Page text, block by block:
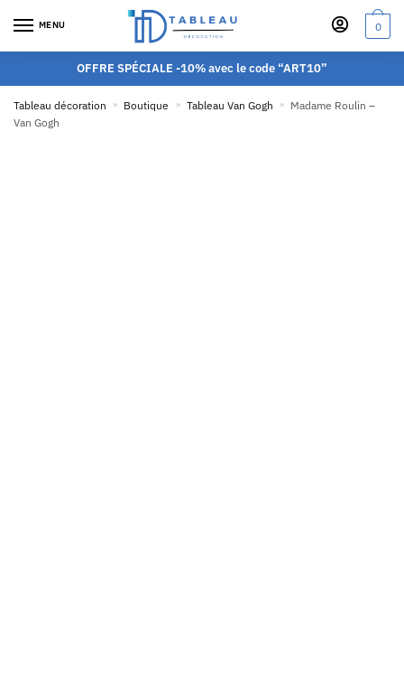
MENU 0
OFFRE SPÉCIALE -10% avec le code “ART10”
Tableau décoration » Boutique » Tableau Van Gogh »
Madame Roulin –
Van Gogh